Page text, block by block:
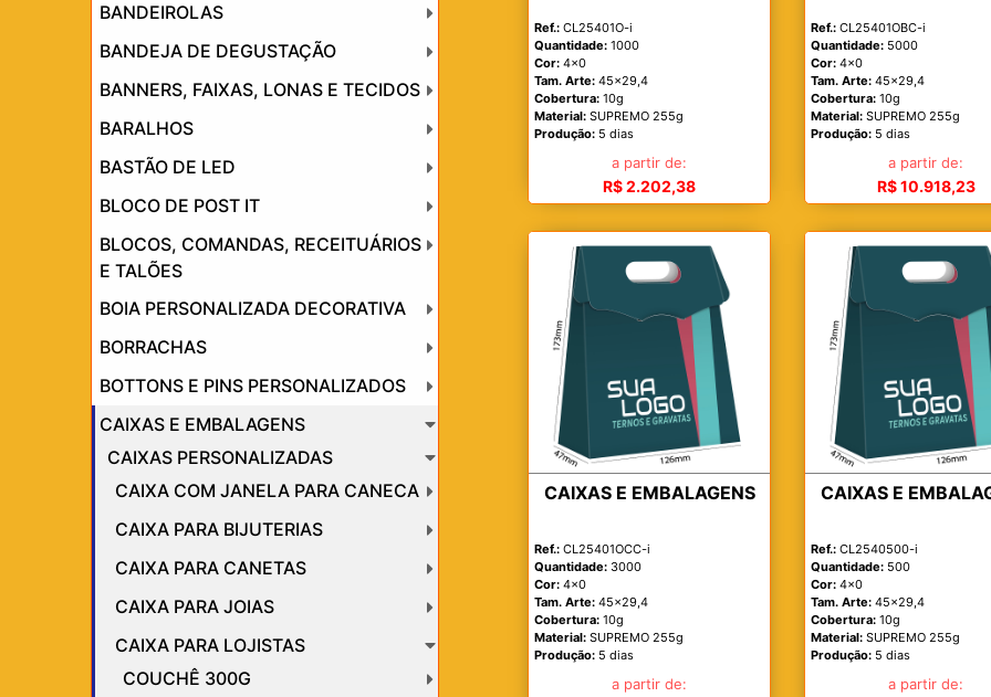
BANDEIROLAS
BANDEJA DE DEGUSTAÇÃO
BANNERS, FAIXAS, LONAS E TECIDOS
BARALHOS
BASTÃO DE LED
BLOCO DE POST IT
BLOCOS, COMANDAS, RECEITUÁRIOS
E TALÕES
BOIA PERSONALIZADA DECORATIVA
BORRACHAS
BOTTONS E PINS PERSONALIZADOS
CAIXAS E EMBALAGENS
CAIXAS PERSONALIZADAS
CAIXA COM JANELA PARA CANECA
CAIXA PARA BIJUTERIAS
CAIXA PARA CANETAS
CAIXA PARA JOIAS
CAIXA PARA LOJISTAS
COUCHÊ 300G
Ref.: CL25401O-i
Quantidade: 1000
Cor: 4x0
Tam. Arte: 45x29,4
Cobertura: 10g
Material: SUPREMO 255g
Produção: 5 dias
a partir de:
R$ 2.202,38
Ref.: CL25401OBC-i
Quantidade: 5000
Cor: 4x0
Tam. Arte: 45x29,4
Cobertura: 10g
Material: SUPREMO 255g
Produção: 5 dias
a partir de:
R$ 10.918,23
CAIXAS E EMBALAGENS
Ref.: CL25401OCC-i
Quantidade: 3000
Cor: 4x0
Tam. Arte: 45x29,4
Cobertura: 10g
Material: SUPREMO 255g
Produção: 5 dias
a partir de:
CAIXAS E
Ref.: CL2540500-i
Quantidade: 500
Cor: 4x0
Tam. Arte: 45x29,4
Cobertura: 10g
Material: SUPREMO 255g
Produção: 5 dias
a partir de: